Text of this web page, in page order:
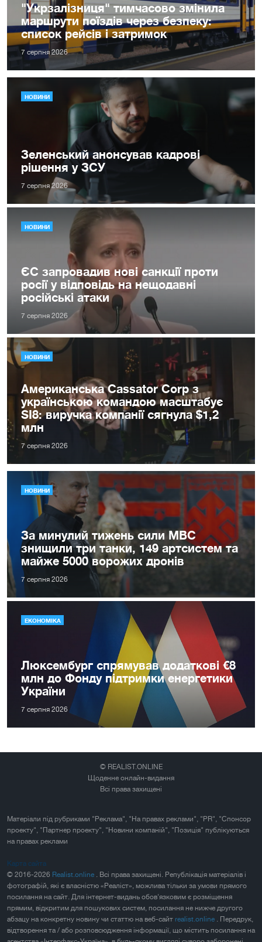
"Укрзалізниця" тимчасово змінила
маршрути поїздів через безпеку:
список рейсів і затримок
7 серпня 2026
НОВИНИ
Зеленський анонсував кадрові
рішення у ЗСУ
7 серпня 2026
НОВИНИ
ЄС запровадив нові санкції проти
росії у відповідь на нещодавні
російські атаки
7 серпня 2026
НОВИНИ
Американська Cassator Corp з
українською командою масштабує
SI8: виручка компанії сягнула $1,2
млн
7 серпня 2026
НОВИНИ
За минулий тижень сили МВС
знищили три танки, 149 артсистем та
майже 5000 ворожих дронів
7 серпня 2026
ЕКОНОМІКА
Люксембург спрямував додаткові €8
млн до Фонду підтримки енергетики
України
7 серпня 2026
© REALIST.ONLINE
Щоденне онлайн-видання
Всі права захищені
Матеріали під рубриками "Реклама", "На правах реклами", "PR", "Спонсор
проекту", "Партнер проекту", "Новини компаній", "Позиція" публікуються
на правах реклами
Карта сайта
© 2016-2026 Realist.online . Всі права захищені. Републікація матеріалів і
фотографій, які є власністю «Реаліст», можлива тільки за умови прямого
посилання на сайт. Для інтернет-видань обов'язковим є розміщення
прямим, відкритим для пошукових систем, посилання не нижче другого
абзацу на конкретну новину чи статтю на веб-сайт realist.online . Передрук,
відтворення та / або розповсюдження інформації, що містить посилання на